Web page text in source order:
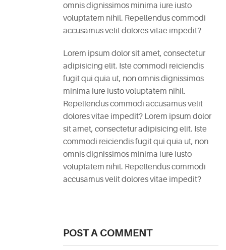
omnis dignissimos minima iure iusto
voluptatem nihil. Repellendus commodi
accusamus velit dolores vitae impedit?
Lorem ipsum dolor sit amet, consectetur
adipisicing elit. Iste commodi reiciendis
fugit qui quia ut, non omnis dignissimos
minima iure iusto voluptatem nihil.
Repellendus commodi accusamus velit
dolores vitae impedit? Lorem ipsum dolor
sit amet, consectetur adipisicing elit. Iste
commodi reiciendis fugit qui quia ut, non
omnis dignissimos minima iure iusto
voluptatem nihil. Repellendus commodi
accusamus velit dolores vitae impedit?
POST A COMMENT